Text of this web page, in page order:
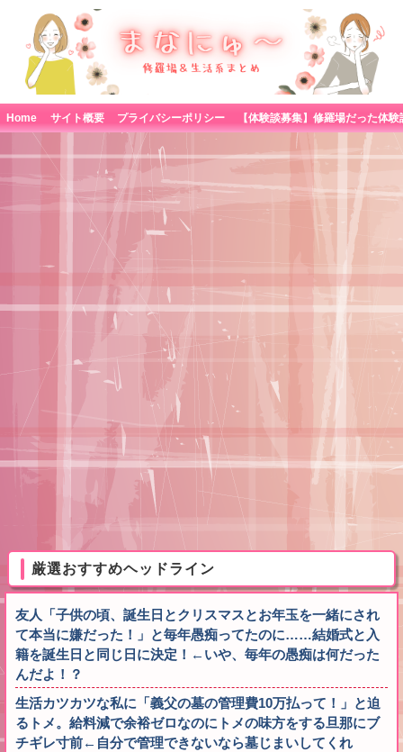
Home サイト概要 プライバシーポリシー
厳選おすすめヘッドライン
友人「子供の頃、誕生日とクリスマスとお年玉を一緒にされ
て本当に嫌だった！」と毎年愚痴ってたのに……結婚式と入
籍を誕生日と同じ日に決定！←いや、毎年の愚痴は何だった
んだよ！？
生活カツカツな私に「義父の墓の管理費10万払って！」と迫
るトメ。給料減で余裕ゼロなのにトメの味方をする旦那にブ
チギレ寸前←自分で管理できないなら墓じまいしてくれ